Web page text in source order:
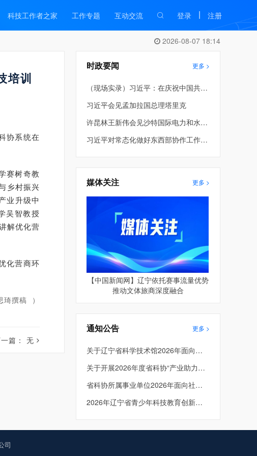
科技工作者之家 工作专题 互动交流 登录 | 注册
2026-08-07 18:14
培训
协系统在
赛树奇教
乡村振兴
业升级中
吴智教授
解优化营
化营商环
琦撰稿 ）
篇： 无
时政要闻 更多 >
（现场实录）习近平：在庆祝中国共产党成立105周年大会上的讲话
习近平会见孟加拉国总理塔里克
许昆林王新伟会见沙特国际电力和水务公司董事长穆罕默德·阿布纳扬
习近平对常态化做好东西部协作工作作出重要指示
媒体关注 更多 >
【中国新闻网】辽宁依托赛事流量优势
推动文体旅商深度融合
通知公告 更多 >
关于辽宁省科学技术馆2026年面向社会公开招聘进入面试考生总成绩及体检人员名单的公告
关于开展2026年度省科协“产业助力工程” 项目申报工作的通知
省科协所属事业单位2026年面向社会公开招聘工作人员面试公告
2026年辽宁省青少年科技教育创新成果大赛入围决赛项目公示
司